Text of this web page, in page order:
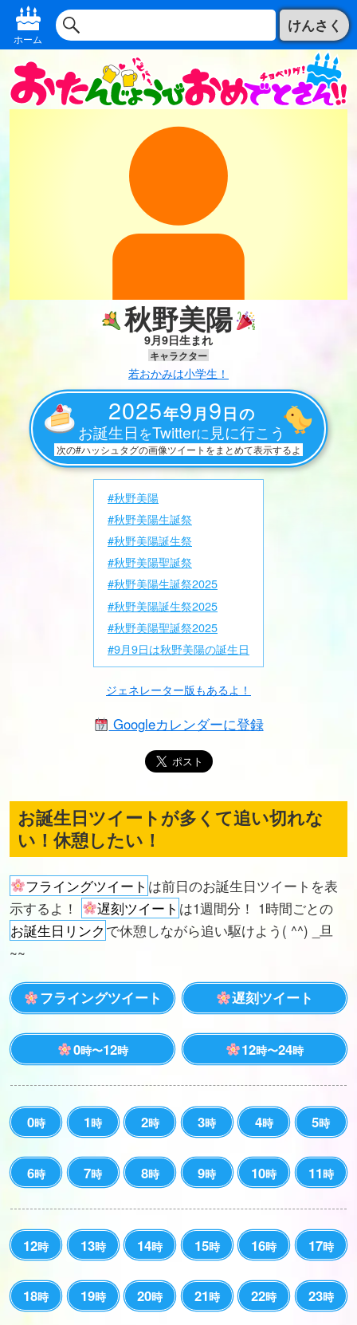
ホーム
けんさく
秋野美陽
9月9日生まれ
キャラクター
若おかみは小学生！
2025年9月9日の
お誕生日 をTwitterに 見に行こう
次の#ハッシュタグの画像ツイートをまとめて表示するよ
#秋野美陽
#秋野美陽生誕祭
#秋野美陽誕生祭
#秋野美陽聖誕祭
#秋野美陽生誕祭2025
#秋野美陽誕生祭2025
#秋野美陽聖誕祭2025
#9月9日は秋野美陽の誕生日
ジェネレーター版もあるよ！
Googleカレンダーに登録
お誕生日ツイートが多くて追い切れな
い！休憩したい！
フライングツイート は前日のお誕生日ツイートを表
示するよ！
遅刻ツイート は1週間分！ 1時間ごとの
お誕生日リンク で休憩しながら追い駆けよう( ^^) _旦
~~
フライングツイート 遅刻ツイート
0時〜12時 12時〜24時
0時 1時 2時 3時 4時 5時
6時 7時 8時 9時 10時 11時
12時 13時 14時 15時 16時 17時
18時 19時 20時 21時 22時 23時